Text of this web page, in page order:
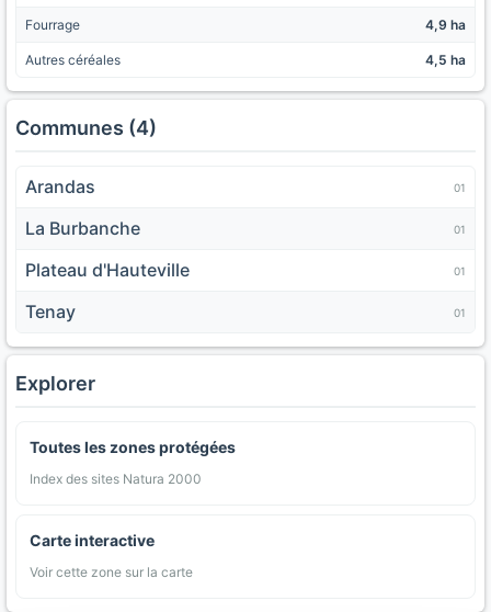
Fourrage 4,9 ha
Autres céréales 4,5 ha
Communes (4)
Arandas 01
La Burbanche 01
Plateau d'Hauteville 01
Tenay 01
Explorer
Toutes les zones protégées
Index des sites Natura 2000
Carte interactive
Voir cette zone sur la carte